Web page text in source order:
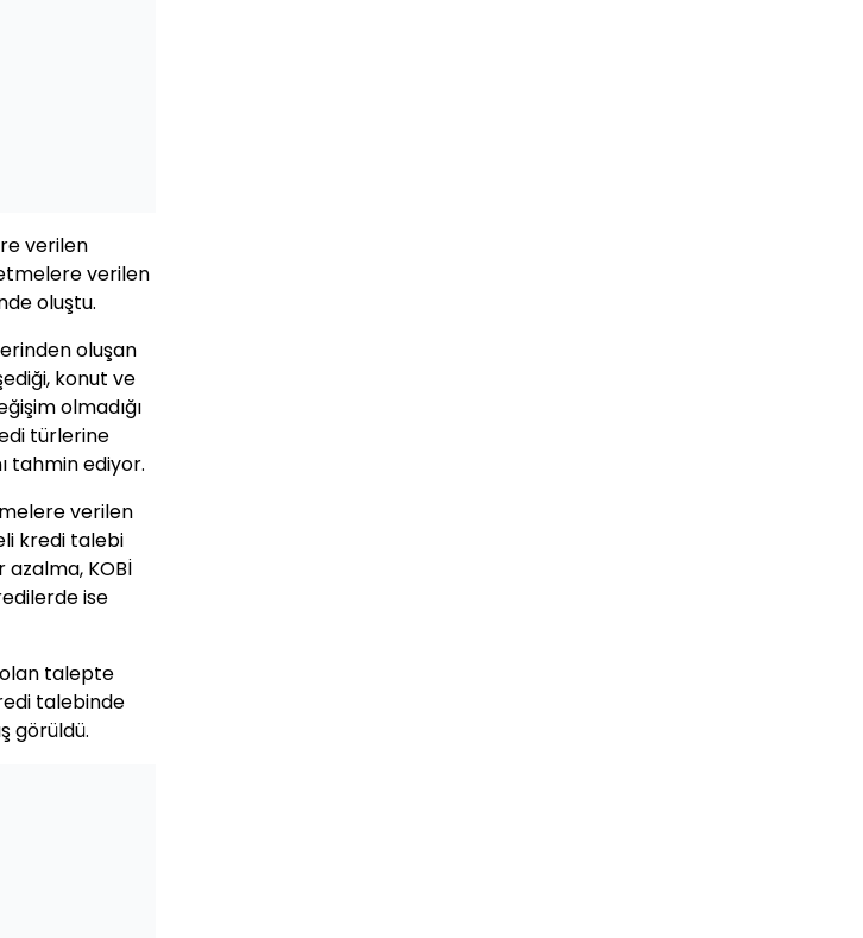
verilen
verilen
oluştu.
oluşan
konut ve
olmadığı
türlerine
tahmin ediyor.
verilen
kredi talebi
KOBİ
ise
talepte
talebinde
görüldü.